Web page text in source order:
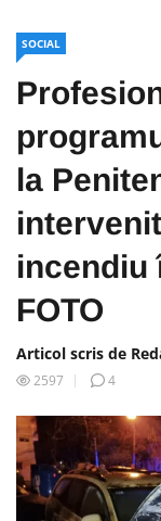
SOCIAL
la
incendiu
FOTO
Articol scris de
2597
4